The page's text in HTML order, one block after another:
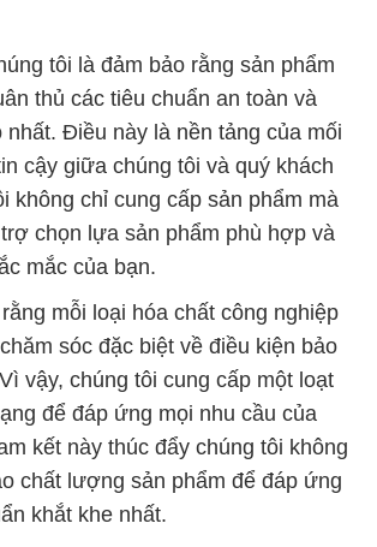
tôi là đảm bảo rằng sản phẩm
thủ các tiêu chuẩn an toàn và
Điều này là nền tảng của mối
cậy giữa chúng tôi và quý khách
không chỉ cung cấp sản phẩm mà
chọn lựa sản phẩm phù hợp và
mắc của bạn.
mỗi loại hóa chất công nghiệp
sóc đặc biệt về điều kiện bảo
vậy, chúng tôi cung cấp một loạt
để đáp ứng mọi nhu cầu của
kết này thúc đẩy chúng tôi không
chất lượng sản phẩm để đáp ứng
khắt khe nhất.